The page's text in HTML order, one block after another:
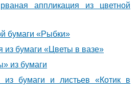
аппликация из цветной
бумаги «Рыбки»
бумаги «Цветы в вазе»
из бумаги
из бумаги и листьев «Котик в